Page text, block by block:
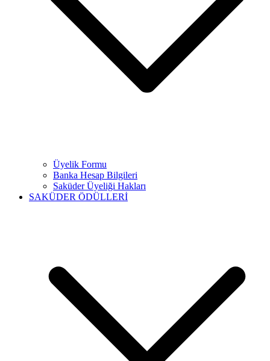
Üyelik Formu
Banka Hesap Bilgileri
Saküder Üyeliği Hakları
SAKÜDER ÖDÜLLERİ